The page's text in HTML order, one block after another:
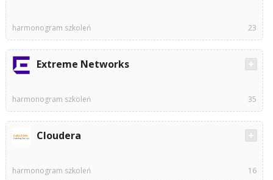
harmonogram szkoleń 23
Extreme Networks
harmonogram szkoleń 35
Cloudera
harmonogram szkoleń 16